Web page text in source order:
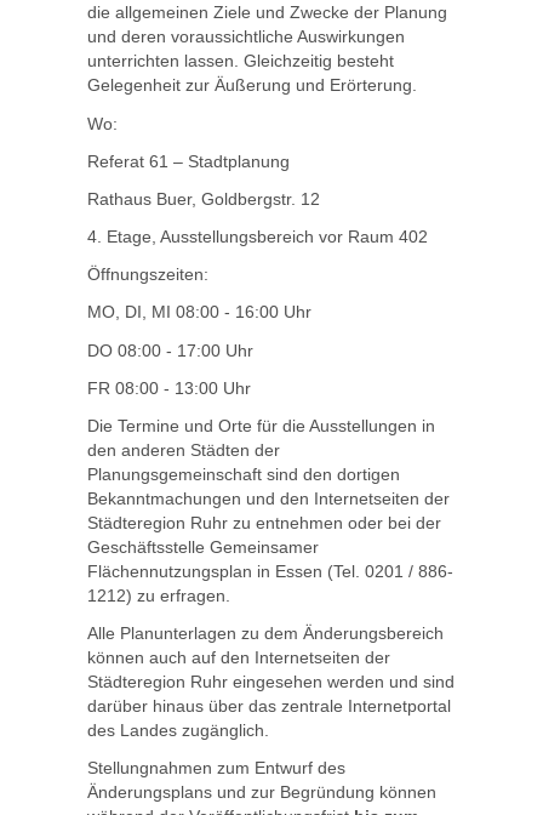
die allgemeinen Ziele und Zwecke der Planung
und deren voraussichtliche Auswirkungen
unterrichten lassen. Gleichzeitig besteht
Gelegenheit zur Äußerung und Erörterung.
Wo:
Referat 61 – Stadtplanung
Rathaus Buer, Goldbergstr. 12
4. Etage, Ausstellungsbereich vor Raum 402
Öffnungszeiten:
MO, DI, MI 08:00 - 16:00 Uhr
DO 08:00 - 17:00 Uhr
FR 08:00 - 13:00 Uhr
Die Termine und Orte für die Ausstellungen in
den anderen Städten der
Planungsgemeinschaft sind den dortigen
Bekanntmachungen und den Internetseiten der
Städteregion Ruhr zu entnehmen oder bei der
Geschäftsstelle Gemeinsamer
Flächennutzungsplan in Essen (Tel. 0201 / 886-
1212) zu erfragen.
Alle Planunterlagen zu dem Änderungsbereich
können auch auf den Internetseiten der
Städteregion Ruhr eingesehen werden und sind
darüber hinaus über das zentrale Internetportal
des Landes zugänglich.
Stellungnahmen zum Entwurf des
Änderungsplans und zur Begründung können